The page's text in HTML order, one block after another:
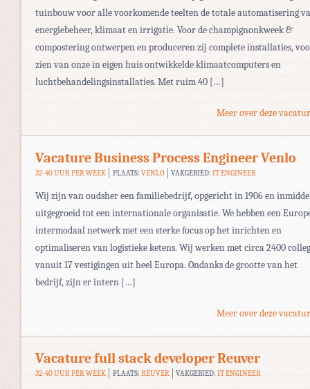
tuinbouw voor alle voorkomende teelten de totale automatisering
energiebeheer, klimaat en irrigatie. Voor de champignonkweek &
compostering ontwerpen en produceren zij complete installaties,
zien van onze in eigen huis ontwikkelde klimaatcomputers en
luchtbehandelingsinstallaties. Met ruim 40 […]
Meer over deze
Vacature Business Process Engineer Venlo
32-40 UUR PER WEEK PLAATS: VENLO VAKGEBIED:IT ENGINEER
Wij zijn van oudsher een familiebedrijf, opgericht in 1906 en
uitgegroeid tot een internationale organisatie. We hebben een
intermodaal netwerk met een sterke focus op het inrichten en
optimaliseren van logistieke ketens. Wij werken met circa 2400
vanuit 17 vestigingen uit heel Europa. Ondanks de grootte van het
bedrijf, zijn er intern […]
Meer over deze
Vacature full stack developer Reuver
32-40 UUR PER WEEK PLAATS: REUVER VAKGEBIED:IT ENGINEER